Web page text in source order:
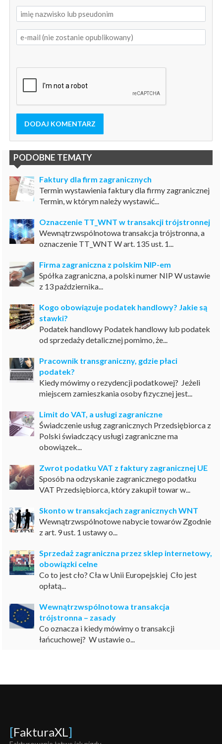
DODAJ KOMENTARZ
PODOBNE TEMATY
Faktury dla firm zagranicznych
Termin wystawienia faktury dla firmy zagranicznej
Termin, w którym należy wystawić...
Oznaczenie TT_WNT w transakcji trójstronnej
Wewnątrzwspólnotowa transakcja trójstronna, a
oznaczenie TT_WNT W art. 135 ust. 1...
Firma zagraniczna z polskim NIP-em
Spółka zagraniczna, a polski numer NIP W ustawie
z 13 października...
Kogo obowiązuje podatek handlowy? Jakie są
stawki?
Podatek handlowy Podatek handlowy lub podatek
od sprzedaży detalicznej pomimo, że...
Pracownik transgraniczny, gdzie płaci
podatek?
Kiedy mówimy o rezydencji podatkowej? Jeżeli
miejscem zamieszkania osoby fizycznej jest...
Limit do VAT, a usługi zagraniczne
Świadczenie usług zagranicznych Przedsiębiorca z
Polski świadczący usługi zagraniczne ma
obowiązek...
Zwrot podatku VAT z faktury zagranicznej UE
Sposób na odzyskanie zagranicznego podatku
VAT Przedsiębiorca, który zakupił towar w...
Skonto w transakcjach zagranicznych WNT
Wewnątrzwspólnotowe nabycie towarów Zgodnie
z art. 9 ust. 1 ustawy o...
Sprzedaż zagraniczna przez sklep internetowy,
obowiązki celne
Co to jest cło? Cła w Unii Europejskiej Cło jest
opłatą...
Wewnątrzwspólnotowa transakcja
trójstronna – zasady
Co oznacza i kiedy mówimy o transakcji
łańcuchowej? W ustawie o...
[FakturaXL ]